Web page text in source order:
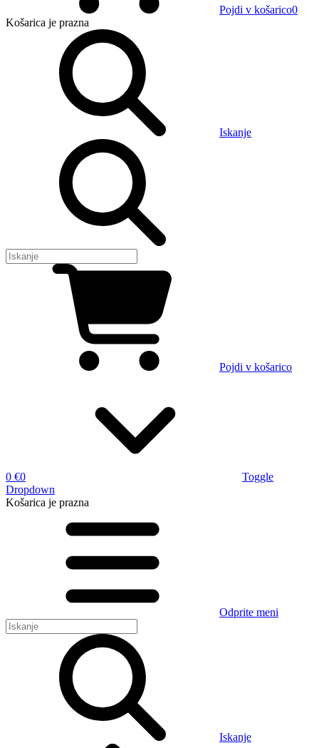
Pojdi v košarico0
Košarica je prazna
Iskanje
Pojdi v košarico
0 €0
Toggle
Dropdown
Košarica je prazna
Odprite meni
Iskanje